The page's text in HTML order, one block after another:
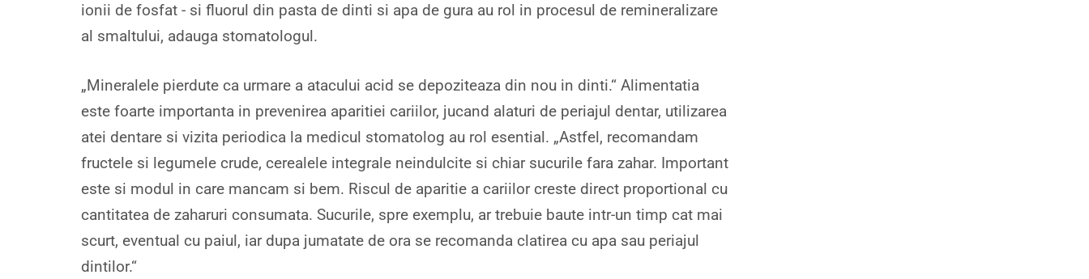
ionii de fosfat - si fluorul din pasta de dinti si apa de gura au rol in procesul de remineralizare
al smaltului, adauga stomatologul.
„Mineralele pierdute ca urmare a atacului acid se depoziteaza din nou in dinti.“ Alimentatia
este foarte importanta in prevenirea aparitiei cariilor, jucand alaturi de periajul dentar, utilizarea
atei dentare si vizita periodica la medicul stomatolog au rol esential. „Astfel, recomandam
fructele si legumele crude, cerealele integrale neindulcite si chiar sucurile fara zahar. Important
este si modul in care mancam si bem. Riscul de aparitie a cariilor creste direct proportional cu
cantitatea de zaharuri consumata. Sucurile, spre exemplu, ar trebuie baute intr-un timp cat mai
scurt, eventual cu paiul, iar dupa jumatate de ora se recomanda clatirea cu apa sau periajul
dintilor.“